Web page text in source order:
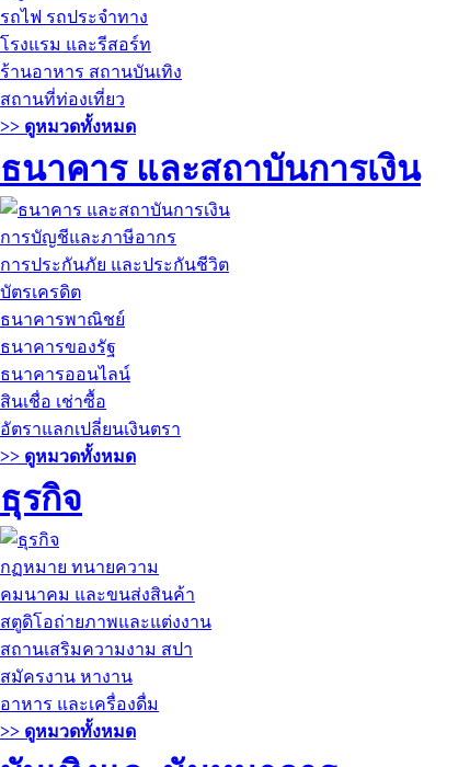
รถไฟ รถประจำทาง
โรงแรม และรีสอร์ท
ร้านอาหาร สถานบันเทิง
สถานที่ท่องเที่ยว
>> ดูหมวดทั้งหมด
ธนาคาร และสถาบันการเงิน
การบัญชีและภาษีอากร
การประกันภัย และประกันชีวิต
บัตรเครดิต
ธนาคารพาณิชย์
ธนาคารของรัฐ
ธนาคารออนไลน์
สินเชื่อ เช่าซื้อ
อัตราแลกเปลี่ยนเงินตรา
>> ดูหมวดทั้งหมด
ธุรกิจ
กฏหมาย ทนายความ
คมนาคม และขนส่งสินค้า
สตูดิโอถ่ายภาพและแต่งงาน
สถานเสริมความงาม สปา
สมัครงาน หางาน
อาหาร และเครื่องดื่ม
>> ดูหมวดทั้งหมด